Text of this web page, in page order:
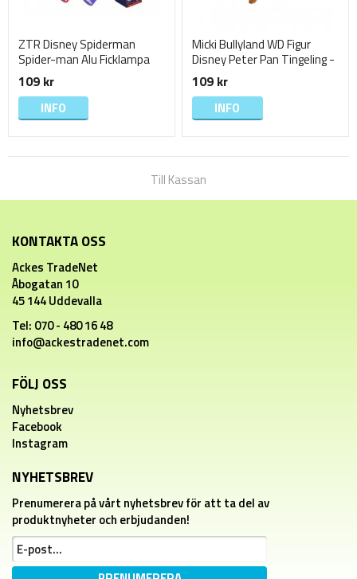
ZTR Disney Spiderman
Spider-man Alu Ficklampa
Flashlight LED 9cm
109 kr
INFO
Micki Bullyland WD Figur
Disney Peter Pan Tingeling -
Peter Pan
109 kr
INFO
Till Kassan
KONTAKTA OSS
Ackes TradeNet
Åbogatan 10
45 144 Uddevalla
Tel: 070 - 480 16 48
info@ackestradenet.com
FÖLJ OSS
Nyhetsbrev
Facebook
Instagram
NYHETSBREV
Prenumerera på vårt nyhetsbrev för att ta del av
produktnyheter och erbjudanden!